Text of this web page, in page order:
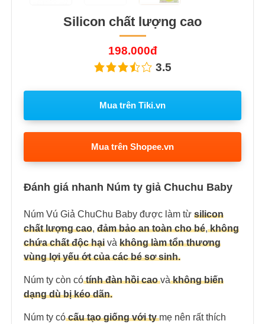
Silicon chất lượng cao
198.000đ
3.5
Mua trên Tiki.vn
Mua trên Shopee.vn
Đánh giá nhanh Núm ty giả Chuchu Baby
Núm Vú Giả ChuChu Baby được làm từ silicon
chất lượng cao, đảm bảo an toàn cho bé,không
chứa chất độc hại và không làm tổn thương
vùng lợi yếu ớt của các bé sơ sinh.
Núm ty còn cótính đàn hồi cao vàkhông biến
dạng dù bị kéo dãn.
Núm ty cócấu tạo giống với ty mẹ nên rất thích